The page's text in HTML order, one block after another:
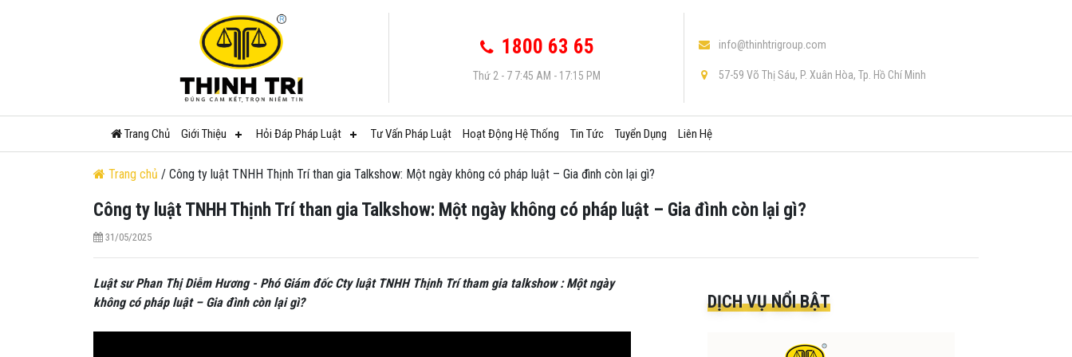
1800 63 65
Thứ 2 - 7 7:45 AM - 17:15 PM
info@thinhtrigroup.com
57-59 Võ Thị Sáu, P. Xuân Hòa, Tp. Hồ Chí Minh
Trang Chủ Giới Thiệu Hỏi Đáp Pháp Luật Tư Vấn Pháp Luật Hoạt Động Hệ Thống Tin Tức Tuyển Dụng Liên Hệ
Trang chủ / Công ty luật TNHH Thịnh Trí than gia Talkshow: Một ngày không có pháp luật – Gia đình còn lại gì?
Công ty luật TNHH Thịnh Trí than gia Talkshow: Một ngày không có pháp luật – Gia đình còn lại gì?
31/05/2025
Luật sư Phan Thị Diễm Hương - Phó Giám đốc Cty luật TNHH Thịnh Trí tham gia talkshow : Một ngày
không có pháp luật – Gia đình còn lại gì?
DỊCH VỤ NỔI BẬT